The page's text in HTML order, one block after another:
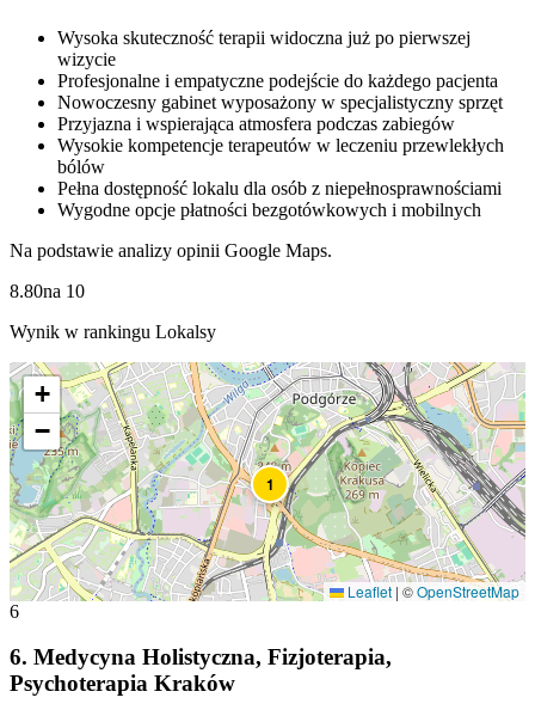
Wysoka skuteczność terapii widoczna już po pierwszej
wizycie
Profesjonalne i empatyczne podejście do każdego pacjenta
Nowoczesny gabinet wyposażony w specjalistyczny sprzęt
Przyjazna i wspierająca atmosfera podczas zabiegów
Wysokie kompetencje terapeutów w leczeniu przewlekłych
bólów
Pełna dostępność lokalu dla osób z niepełnosprawnościami
Wygodne opcje płatności bezgotówkowych i mobilnych
Na podstawie analizy opinii Google Maps.
8.80na 10
Wynik w rankingu Lokalsy
1
+
−
Leaflet | ©OpenStreetMap
6
6. Medycyna Holistyczna, Fizjoterapia,
Psychoterapia Kraków